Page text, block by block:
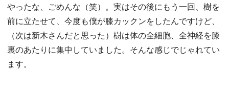
やったな、ごめんな（笑）。実はその後にもう一回、樹を
前に立たせて、今度も僕が膝カックンをしたんですけど、
（次は新木さんだと思った）樹は体の全細胞、全神経を膝
裏のあたりに集中していました。そんな感じでじゃれてい
ます。